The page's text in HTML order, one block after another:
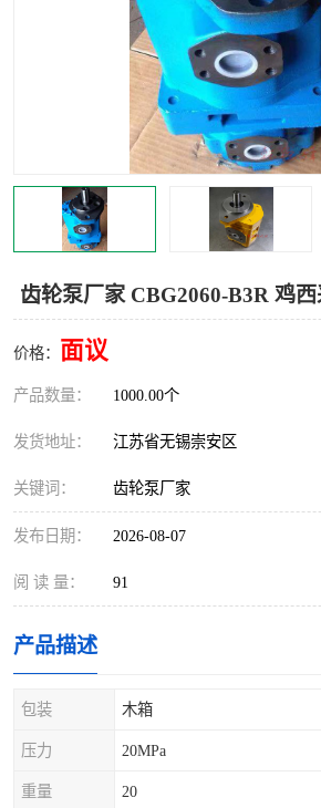
齿轮泵厂家 CBG2060-B3R 鸡
价格： 面议
产品数量： 1000.00个
发货地址： 江苏省无锡崇安区
关键词： 齿轮泵厂家
发布日期： 2026-08-07
阅 读 量： 91
产品描述
包装 木箱
压力 20MPa
重量 20